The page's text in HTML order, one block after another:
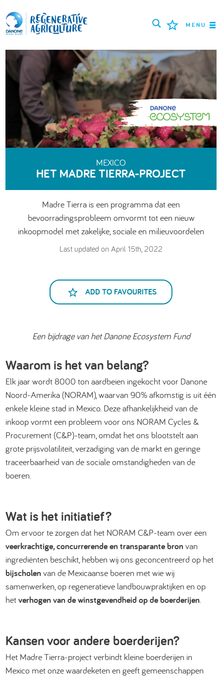
MENU
MISSIE
BOEREN
BESTE PRAKTIJKEN
TOOLS
LOGIN
РУССКИЙ ROMÂNĂ PORTUGUÊS
ESPAÑOL ENGLISH DEUTSCH
العربية
MEXICO
HET MADRE TIERRA-PROJECT
Madre Tierra is een programma dat een
bevoorradingsprobleem omvormt tot een nieuw
inkoopmodel met zakelijke, sociale en milieuvoordelen
Last updated on April 15th, 2022
ADD TO FAVOURITES
Een bijdrage van het Danone Ecosystem Fund
Waarom is het van belang?
Elk jaar wordt 8000 ton aardbeien ingekocht voor Danone
Noord-Amerika (NORAM), waarvan 90% afkomstig is uit één
enkele kleine stad in Mexico. Deze afhankelijkheid van de
inkoop vormt een probleem voor ons NORAM Cycles &
Procurement (C&P)-team, omdat het ons blootstelt aan
grote prijsvolatiliteit, verzadiging van de markt en geringe
traceerbaarheid van de sociale omstandigheden van de
boeren.
Wat is het initiatief?
Om ervoor te zorgen dat het NORAM C&P-team over een
veerkrachtige, concurrerende en transparante bronvan
ingrediënten beschikt, hebben wij ons geconcentreerd op het
bijscholenvan de Mexicaanse boeren met wie wij
samenwerken, op regeneratieve landbouwpraktijken en op
hetverhogen van de winstgevendheid op de boerderijen.
Kansen voor andere boerderijen?
Het Madre Tierra-project verbindt kleine boerderijen in
Mexico met onze waardeketen en geeft gemeenschappen